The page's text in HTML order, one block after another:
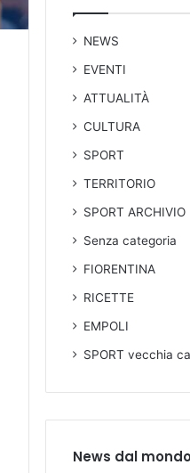
NEWS
EVENTI
ATTUALITÀ
CULTURA
SPORT
TERRITORIO
SPORT ARCHIVIO
Senza categoria
FIORENTINA
RICETTE
EMPOLI
SPORTvecchia
News dal